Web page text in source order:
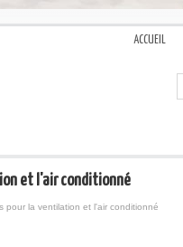
ACCUEIL
et l'air conditionné
pour la ventilation et l'air conditionné